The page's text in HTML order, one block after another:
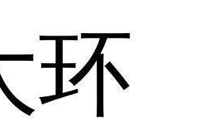
环